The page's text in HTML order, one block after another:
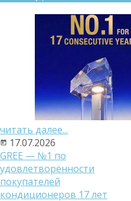
читать далее...
17.07.2026
GREE — №1 по
удовлетворённости
покупателей
кондиционеров 17 лет